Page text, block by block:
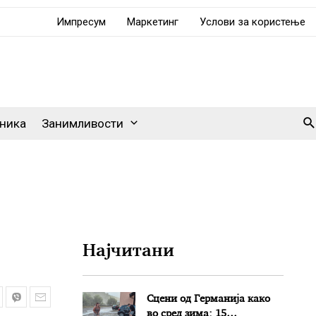
Импресум Маркетинг Услови за користење
Занимливости
Најчитани
Сцени од Германија како
во сред зима: 15